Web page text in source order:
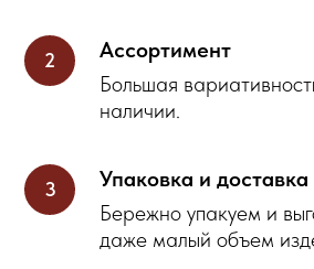
Ассортимент
Большая
наличии.
Упаковка и доставка
Бережно упакуем и
даже малый объем